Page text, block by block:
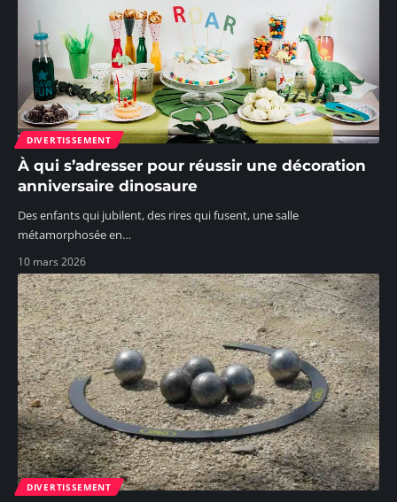
DIVERTISSEMENT
À qui s’adresser pour réussir une décoration
anniversaire dinosaure
Des enfants qui jubilent, des rires qui fusent, une salle
métamorphosée en…
10 mars 2026
DIVERTISSEMENT